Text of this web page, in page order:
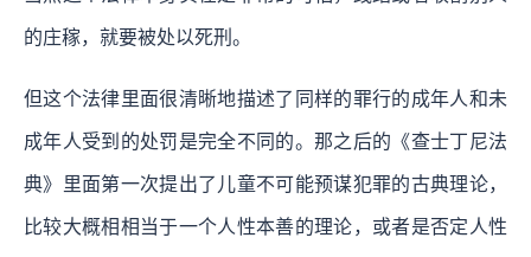
的庄稼，就要被处以死刑。
但这个法律里面很清晰地描述了同样的罪行的成年人和未
成年人受到的处罚是完全不同的。那之后的《查士丁尼法
典》里面第一次提出了儿童不可能预谋犯罪的古典理论，
比较大概相相当于一个人性本善的理论，或者是否定人性